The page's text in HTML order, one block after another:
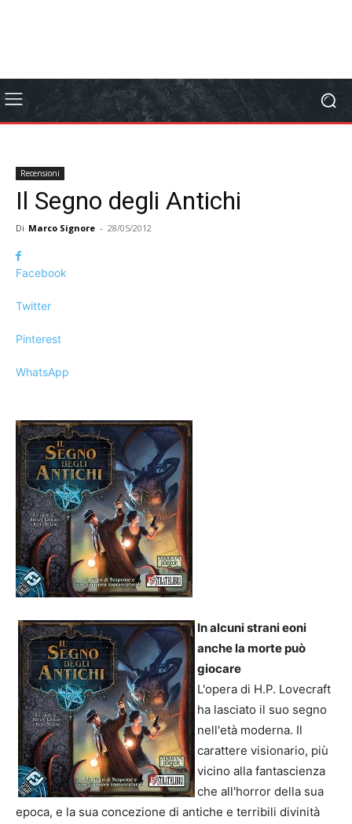
Recensioni
Il Segno degli Antichi
Di Marco Signore - 28/05/2012
Facebook
Twitter
Pinterest
WhatsApp
In alcuni strani eoni
anche la morte può
giocare
L'opera di H.P. Lovecraft
ha lasciato il suo segno
nell'età moderna. Il
carattere visionario, più
vicino alla fantascienza
che all'horror della sua
epoca, e la sua concezione di antiche e terribili divinità